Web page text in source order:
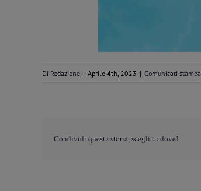
Di Redazione | Aprile 4th, 2023 | Comunicati stampa
Condividi questa storia, scegli tu dove!